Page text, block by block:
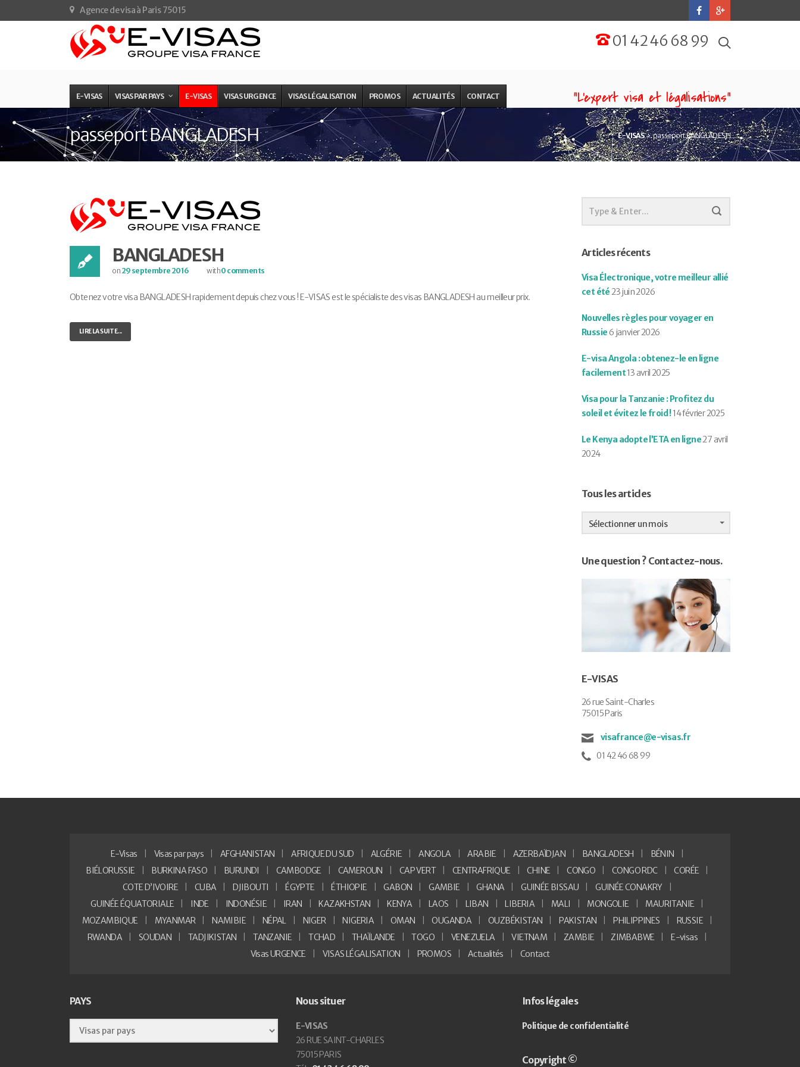
Agence de visa à Paris 75015
01 42 46 68 99
E-VISAS VISAS PAR PAYS E-VISAS VISAS URGENCE VISAS LÉGALISATION PROMOS ACTUALITÉS CONTACT “L'expert visa et légalisations”
passeport BANGLADESH E-VISAS passeport BANGLADESH
BANGLADESH
on 29 septembre 2016 with0 comments
Obtenez votre visa BANGLADESH rapidement depuis chez vous ! E-VISAS est le spécialiste des visas BANGLADESH au meilleur prix.
LIRE LA SUITE...
Articles récents
Visa Électronique, votre meilleur allié
cet été23 juin 2026
Nouvelles règles pour voyager en
Russie 6 janvier 2026
E-visa Angola : obtenez-le en ligne
facilement13 avril 2025
Visa pour la Tanzanie : Profitez du
soleil et évitez le froid !14 février 2025
Le Kenya adopte l’ETA en ligne27 avril
2024
Tous les articles
Tous
les
articles
Sélectionner un mois
Une question ? Contactez-nous.
E-VISAS
26 rue Saint-Charles
75015 Paris
visafrance@e-visas.fr
01 42 46 68 99
E-Visas Visas par pays AFGHANISTAN AFRIQUE DU SUD ALGÉRIE ANGOLA ARABIE AZERBAÏDJAN BANGLADESH
BÉNIN
BIÉLORUSSIE
BURKINA FASO BURUNDI CAMBODGE CAMEROUN CAP VERT CENTRAFRIQUE CHINE CONGO CONGO RDC
CORÉE
COTE D’IVOIRE
CUBA DJIBOUTI ÉGYPTE ÉTHIOPIE GABON GAMBIE GHANA GUINÉE BISSAU
GUINÉE CONAKRY
GUINÉE ÉQUATORIALE
INDE INDONÉSIE IRAN KAZAKHSTAN KENYA LAOS LIBAN LIBERIA MALI MONGOLIE
MAURITANIE
MOZAMBIQUE
MYANMAR NAMIBIE NÉPAL NIGER NIGERIA OMAN OUGANDA OUZBÉKISTAN PAKISTAN PHILIPPINES
RUSSIE
RWANDA
SOUDAN TADJIKISTAN TANZANIE TCHAD THAÏLANDE TOGO VENEZUELA VIETNAM ZAMBIE ZIMBABWE
E-visas
Visas URGENCE
VISAS LÉGALISATION PROMOS Actualités Contact
PAYS Nous situer
E-VISAS
26 RUE SAINT-CHARLES
75015 PARIS
Infos légales
Politique de confidentialité
Copyright ©